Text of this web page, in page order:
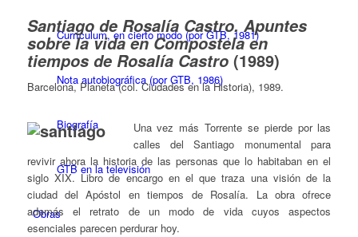
Currículum, en cierto modo (por GTB, 1981)
Nota autobiográfica (por GTB, 1986)
Biografía
GTB en la televisión
Obras
Santiago de Rosalía Castro. Apuntes
sobre la vida en Compostela en
tiempos de Rosalía Castro (1989)
Barcelona, Planeta (col. Ciudades en la Historia), 1989.
Una vez más Torrente se pierde por las
calles del Santiago monumental para
revivir ahora la historia de las personas que lo habitaban en el
siglo XIX. Libro de encargo en el que traza una visión de la
ciudad del Apóstol en tiempos de Rosalía. La obra ofrece
además el retrato de un modo de vida cuyos aspectos
esenciales parecen perdurar hoy.